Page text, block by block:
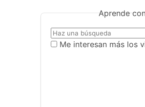
Aprende
Me interesan más los